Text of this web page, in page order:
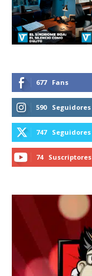
677 Fans
590 Seguidores
747 Seguidores
74 Suscriptores